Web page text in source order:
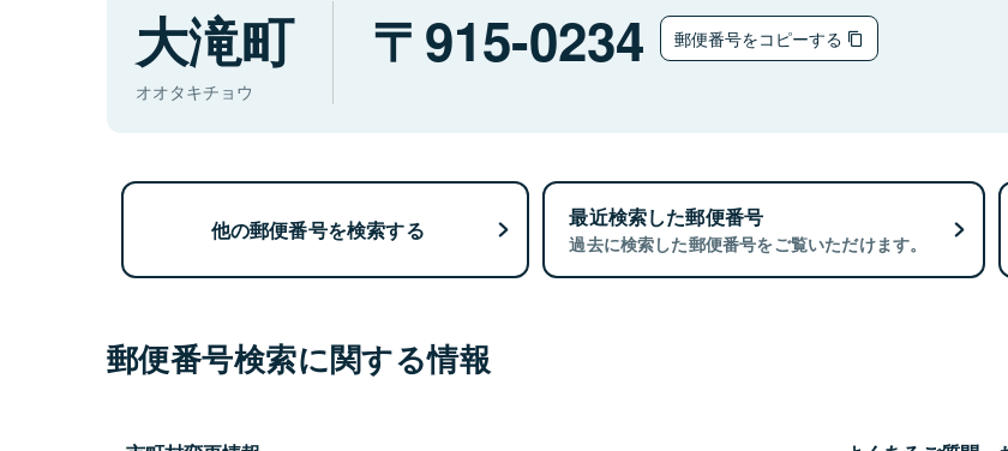
大滝町
オオタキチョウ
915-0234 郵便番号をコピーする
他の郵便番号を検索する 最近検索した郵便番号
過去に検索した郵便番号をご覧いただけます。
郵便番号検索に関する情報